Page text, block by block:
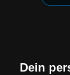
Dein